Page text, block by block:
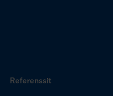
Referenssit